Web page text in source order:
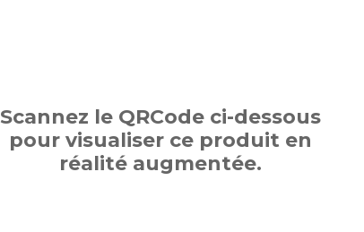
Scannez le QRCode ci-dessous
pour visualiser ce produit en
réalité augmentée.